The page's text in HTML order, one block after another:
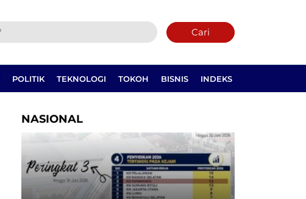
Cari
POLITIK TEKNOLOGI TOKOH BISNIS INDEKS
NASIONAL